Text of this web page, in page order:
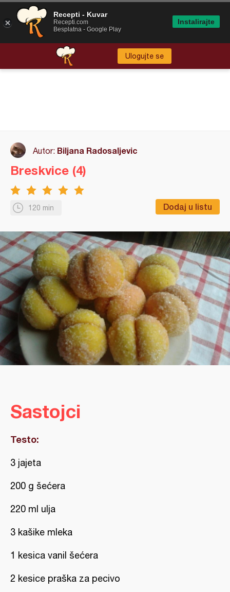
Ulogujte se
Autor: Biljana Radosaljevic
120 min Dodaj u listu
Breskvice (4)
Sastojci
Testo:
3 jajeta
200 g šećera
220 ml ulja
3 kašike mleka
1 kesica vanil šećera
2 kesice praška za pecivo
Recepti - Kuvar
Recepti.com
Besplatna - Google Play
Instalirajte